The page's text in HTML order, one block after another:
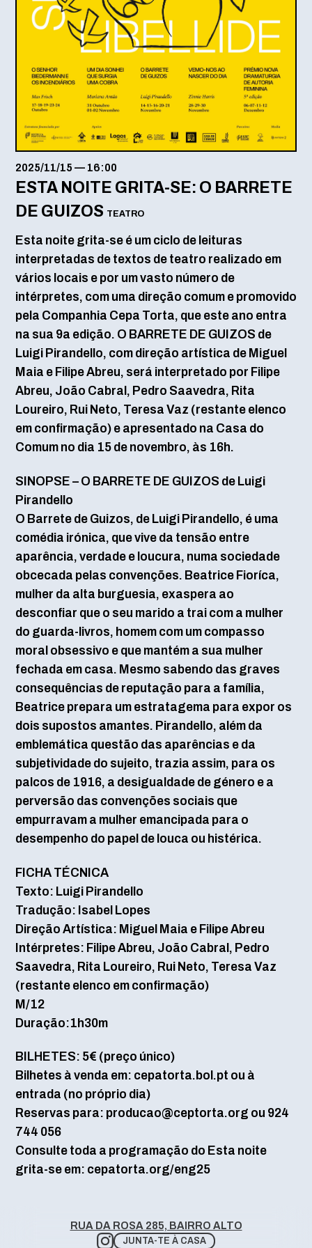
2025/11/15 — 16:00
ESTA NOITE GRITA-SE: O BARRETE
DE GUIZOS TEATRO
Esta noite grita-se é um ciclo de leituras
interpretadas de textos de teatro realizado em
vários locais e por um vasto número de
intérpretes, com uma direção comum e promovido
pela Companhia Cepa Torta, que este ano entra
na sua 9a edição. O BARRETE DE GUIZOS de
Luigi Pirandello, com direção artística de Miguel
Maia e Filipe Abreu, será interpretado por Filipe
Abreu, João Cabral, Pedro Saavedra, Rita
Loureiro, Rui Neto, Teresa Vaz (restante elenco
em confirmação) e apresentado na Casa do
Comum no dia 15 de novembro, às 16h.
SINOPSE – O BARRETE DE GUIZOS de Luigi
Pirandello
O Barrete de Guizos, de Luigi Pirandello, é uma
comédia irónica, que vive da tensão entre
aparência, verdade e loucura, numa sociedade
obcecada pelas convenções. Beatrice Fioríca,
mulher da alta burguesia, exaspera ao
desconfiar que o seu marido a trai com a mulher
do guarda-livros, homem com um compasso
moral obsessivo e que mantém a sua mulher
fechada em casa. Mesmo sabendo das graves
consequências de reputação para a família,
Beatrice prepara um estratagema para expor os
dois supostos amantes. Pirandello, além da
emblemática questão das aparências e da
subjetividade do sujeito, trazia assim, para os
palcos de 1916, a desigualdade de género e a
perversão das convenções sociais que
empurravam a mulher emancipada para o
desempenho do papel de louca ou histérica.
FICHA TÉCNICA
Texto: Luigi Pirandello
Tradução: Isabel Lopes
Direção Artística: Miguel Maia e Filipe Abreu
Intérpretes: Filipe Abreu, João Cabral, Pedro
Saavedra, Rita Loureiro, Rui Neto, Teresa Vaz
(restante elenco em confirmação)
M/12
Duração:1h30m
BILHETES: 5€ (preço único)
Bilhetes à venda em: cepatorta.bol.pt ou à
entrada (no próprio dia)
Reservas para: producao@ceptorta.org ou 924
744 056
Consulte toda a programação do Esta noite
grita-se em: cepatorta.org/eng25
RUA DA ROSA 285, BAIRRO ALTO
JUNTA-TE À CASA